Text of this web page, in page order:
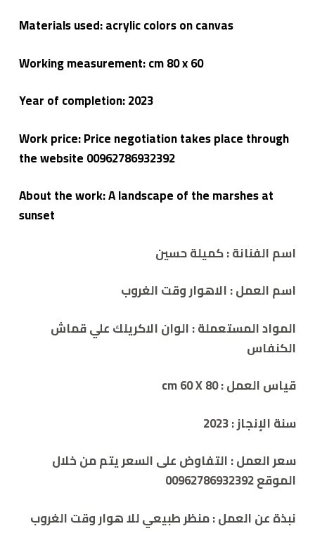
Materials used: acrylic colors on canvas
Working measurement: cm 80 x 60
Year of completion: 2023
Work price: Price negotiation takes place through
the website 00962786932392
About the work: A landscape of the marshes at
sunset
اسم الفنانة :كميلة حسين
اسم العمل :الاهوار وقت الغروب
المواد المستعملة :الوان الاكريلك علي قماش
الكنفاس
قياس العمل : cm60 X 80
سنة الإنجاز : 2023
سعر العمل :التفاوض على السعر يتم من خلال
الموقع 00962786932392
نبذة عن العمل :منظر طبيعي للا هوار وقت الغروب